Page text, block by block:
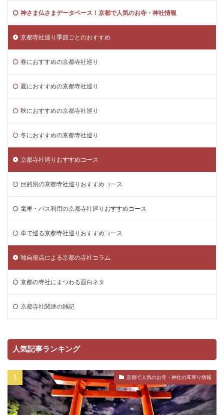
神さま仏さまデータベース！京都で人気のお寺・神社情報
京都寺社巡り季節ごとのおすすめ
春におすすめの京都寺社巡り
夏におすすめの京都寺社巡り
秋におすすめの京都寺社巡り
冬におすすめの京都寺社巡り
京都寺社巡りおすすめコース
目的別の京都寺社巡りおすすめコース
電車・バス利用の京都寺社巡りおすすめコース
車で巡る京都寺社巡りおすすめコース
独自視点による京都の寺社コラム
京都の寺社にまつわる面白ネタ
京都寺社関連の雑記
人気記事ランキング
京都で人気のお寺・神社の耳寄り情報